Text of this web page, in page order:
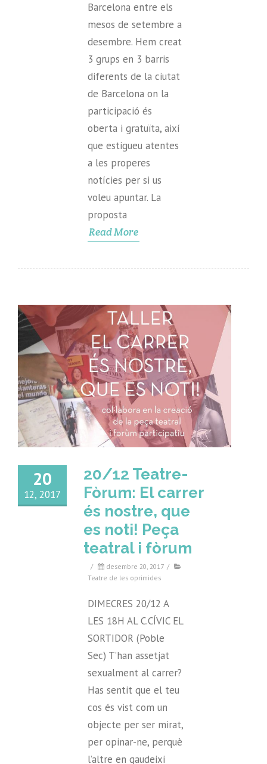
Barcelona entre els
mesos de setembre a
desembre. Hem creat
3 grups en 3 barris
diferents de la ciutat
de Barcelona on la
participació és
oberta i gratuïta, així
que estigueu atentes
a les properes
notícies per si us
voleu apuntar. La
proposta
Read More
20
12, 2017
20/12 Teatre-
Fòrum: El carrer
és nostre, que
es noti! Peça
teatral i fòrum
/ desembre 20, 2017 /
Teatre de les oprimides
DIMECRES 20/12 A
LES 18H AL C.CÍVIC EL
SORTIDOR (Poble
Sec) T’han assetjat
sexualment al carrer?
Has sentit que el teu
cos és vist com un
objecte per ser mirat,
per opinar-ne, perquè
l’altre en gaudeixi